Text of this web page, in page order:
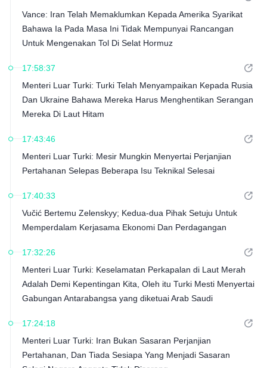
Vance: Iran Telah Memaklumkan Kepada Amerika Syarikat
Bahawa Ia Pada Masa Ini Tidak Mempunyai Rancangan
Untuk Mengenakan Tol Di Selat Hormuz
17:58:37
Menteri Luar Turki: Turki Telah Menyampaikan Kepada Rusia
Dan Ukraine Bahawa Mereka Harus Menghentikan Serangan
Mereka Di Laut Hitam
17:43:46
Menteri Luar Turki: Mesir Mungkin Menyertai Perjanjian
Pertahanan Selepas Beberapa Isu Teknikal Selesai
17:40:33
Vučić Bertemu Zelenskyy; Kedua-dua Pihak Setuju Untuk
Memperdalam Kerjasama Ekonomi Dan Perdagangan
17:32:26
Menteri Luar Turki: Keselamatan Perkapalan di Laut Merah
Adalah Demi Kepentingan Kita, Oleh itu Turki Mesti Menyertai
Gabungan Antarabangsa yang diketuai Arab Saudi
17:24:18
Menteri Luar Turki: Iran Bukan Sasaran Perjanjian
Pertahanan, Dan Tiada Sesiapa Yang Menjadi Sasaran